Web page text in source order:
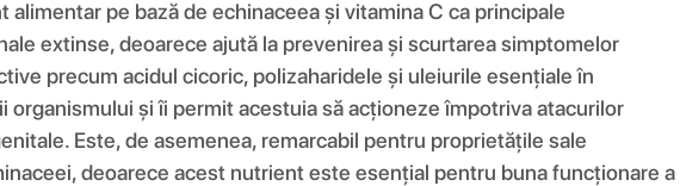
pe bază de echinaceea și vitamina C ca principale
extinse, deoarece ajută la prevenirea și scurtarea simptomelor
precum acidul cicoric, polizaharidele și uleiurile esențiale în
și îi permit acestuia să acționeze împotriva atacurilor
Este, de asemenea, remarcabil pentru proprietățile sale
deoarece acest nutrient este esențial pentru buna funcționare a